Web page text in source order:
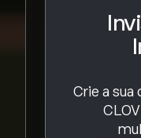
Crie a sua